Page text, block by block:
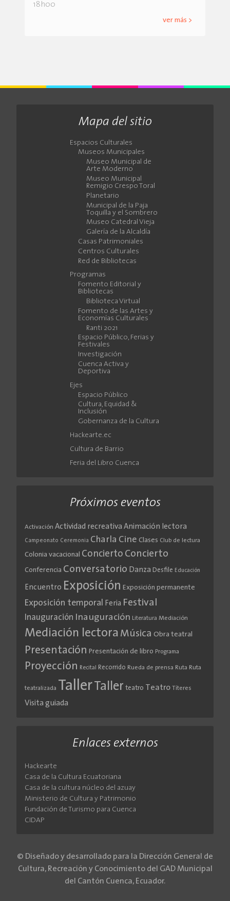
18h00
ver más >
Mapa del sitio
Espacios Culturales
Museos Municipales
Museo Municipal de
Arte Moderno
Museo Municipal
Remigio Crespo Toral
Planetario
Municipal de la Paja
Toquilla y el Sombrero
Museo Catedral Vieja
Galería de la Alcaldía
Casas Patrimoniales
Centros Culturales
Red de Bibliotecas
Programas
Fomento Editorial y
Bibliotecas
Biblioteca Virtual
Fomento de las Artes y
Economías Culturales
Ranti 2021
Espacio Público, Ferias y
Festivales
Investigación
Cuenca Activa y
Deportiva
Ejes
Espacio Público
Cultura, Equidad &
Inclusión
Gobernanza de la Cultura
Hackearte.ec
Cultura de Barrio
Feria del Libro Cuenca
Próximos eventos
Activación Actividad recreativa Animación lectora
Campeonato Ceremonia Charla Cine Clases Club de lectura
Colonia vacacional Concierto Concierto
Conferencia Conversatorio Danza Desfile Educación
Encuentro Exposición Exposición permanente
Exposición temporal Feria Festival
Inauguración Inauguración Literatura Mediación
Mediación lectora Música Obra teatral
Presentación Presentación de libro Programa
Proyección Recital Recorrido Rueda de prensa Ruta Ruta
teatralizada Taller Taller teatro Teatro Títeres
Visita guiada
Enlaces externos
Hackearte
Casa de la Cultura Ecuatoriana
Casa de la cultura núcleo del azuay
Ministerio de Cultura y Patrimonio
Fundación de Turismo para Cuenca
CIDAP
© Diseñado y desarrollado para la Dirección General de
Cultura, Recreación y Conocimiento del GAD Municipal
del Cantón Cuenca, Ecuador.